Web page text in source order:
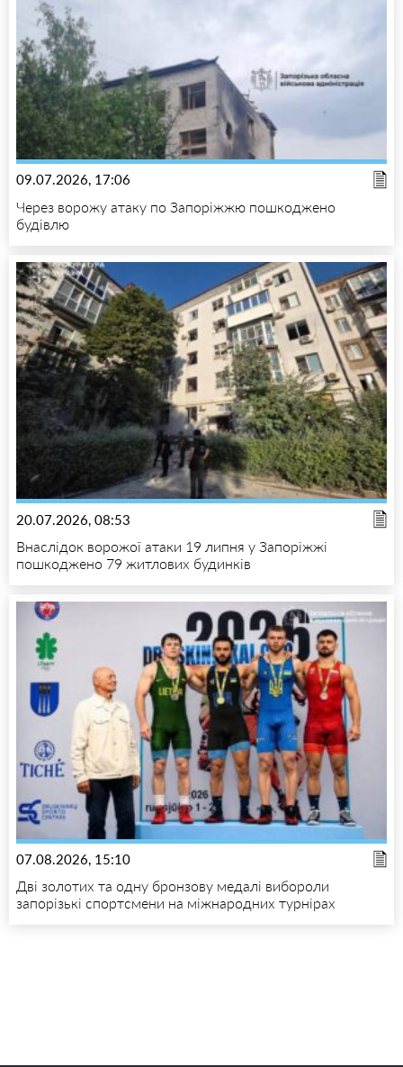
09.07.2026, 17:06
Через ворожу атаку по Запоріжжю пошкоджено
будівлю
20.07.2026, 08:53
Внаслідок ворожої атаки 19 липня у Запоріжжі
пошкоджено 79 житлових будинків
07.08.2026, 15:10
Дві золотих та одну бронзову медалі вибороли
запорізькі спортсмени на міжнародних турнірах